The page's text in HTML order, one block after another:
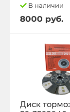
В наличии
8000 руб.
Диск